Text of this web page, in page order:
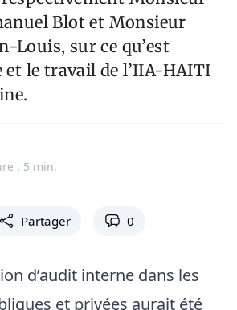
Blot et Monsieur
Louis, sur ce qu’est
et le travail de l’IIA-HAITI
: 5 min.
Partager 0
d’audit interne dans les
et privées aurait été